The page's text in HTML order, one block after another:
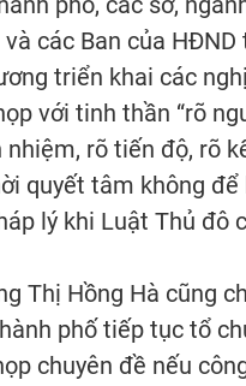
các Ban của HĐND
triển khai các
với tinh thần “rõ
nhiệm, rõ tiến độ, rõ
quyết tâm không để
lý khi Luật Thủ đô
Thị Hồng Hà cũng
phố tiếp tục tổ
chuyên đề nếu